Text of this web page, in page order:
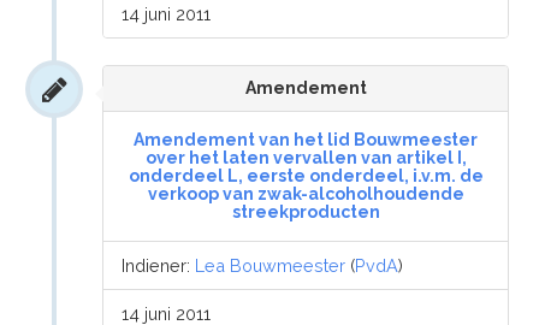
14 juni 2011
Amendement
Amendement van het lid Bouwmeester
over het laten vervallen van artikel I,
onderdeel L, eerste onderdeel, i.v.m. de
verkoop van zwak-alcoholhoudende
streekproducten
Indiener: Lea Bouwmeester (PvdA)
14 juni 2011